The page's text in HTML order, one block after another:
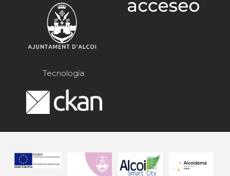
Tecnología: